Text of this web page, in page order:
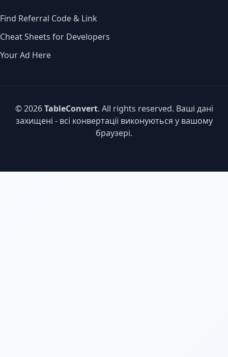
Find Referral Code & Link
Cheat Sheets for Developers
Your Ad Here
© 2026TableConvert. All rights reserved. Ваші дані
захищені - всі конвертації виконуються у вашому
браузері.